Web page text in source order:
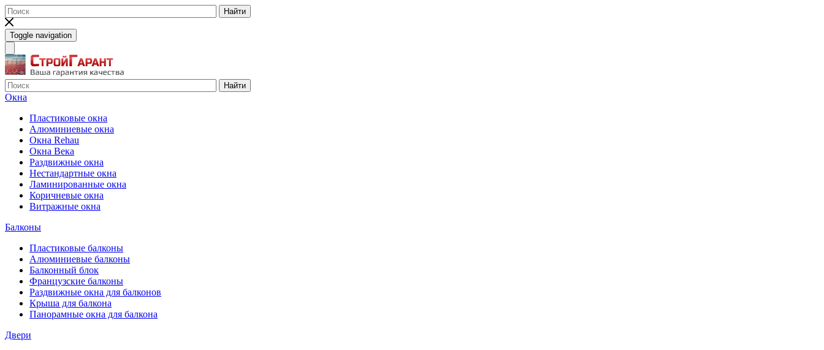
Найти
Toggle navigation
Найти
Окна
Пластиковые окна
Алюминиевые окна
Окна Rehau
Окна Века
Раздвижные окна
Нестандартные окна
Ламинированные окна
Коричневые окна
Витражные окна
Балконы
Пластиковые балконы
Алюминиевые балконы
Балконный блок
Французские балконы
Раздвижные окна для балконов
Крыша для балкона
Панорамные окна для балкона
Двери